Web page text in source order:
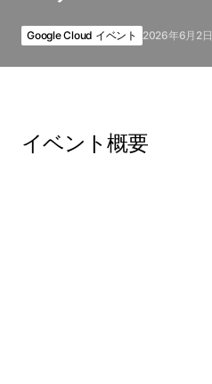
Google Cloud イベント 2026年6月2日
イベント概要